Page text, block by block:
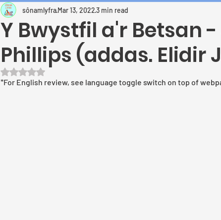
Y Bwystfil a'r Betsan
Phillips (addas. Elidir
sônamlyfraMar 13, 20223 min read
Rated NaN out of 5 stars.
*For English review, see language toggle switch on top of